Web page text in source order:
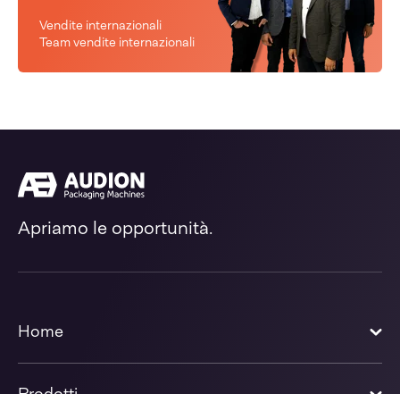
Vendite internazionali
Team vendite internazionali
Apriamo le opportunità.
Home